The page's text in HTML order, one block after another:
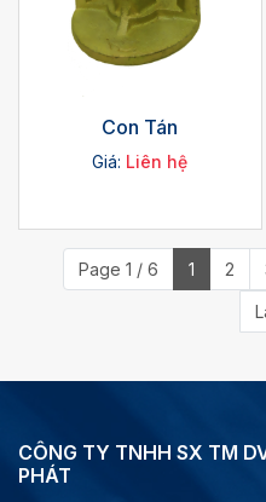
Con Tán
Giá: Liên hệ
Page 1 / 6 1 2
CÔNG TY TNHH SX TM
PHÁT